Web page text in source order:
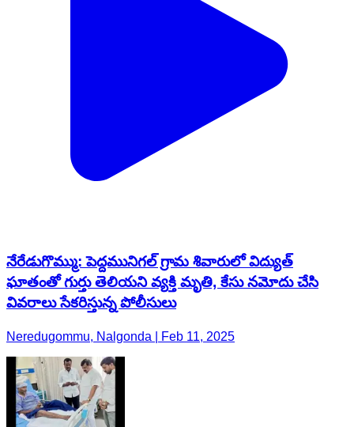
నేరేడుగొమ్ము: పెద్దమునిగల్ గ్రామ శివారులో విద్యుత్
ఘాతంతో గుర్తు తెలియని వ్యక్తి మృతి, కేసు నమోదు చేసి
వివరాలు సేకరిస్తున్న పోలీసులు
Neredugommu, Nalgonda | Feb 11, 2025